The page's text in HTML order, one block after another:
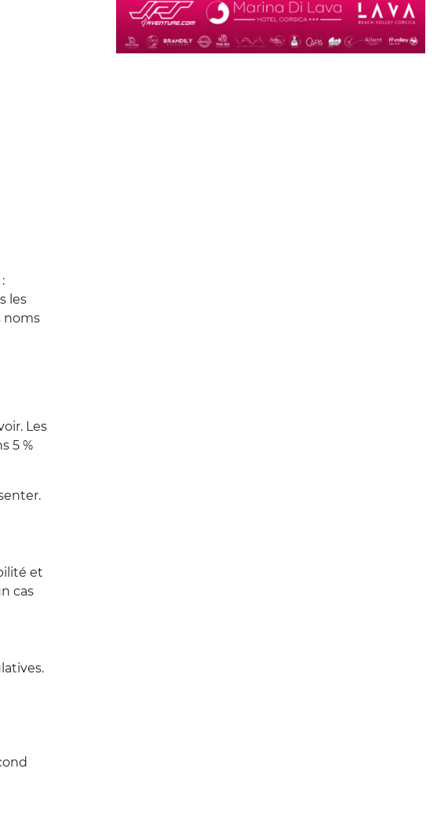
les
noms
Les
5 %
et
cas